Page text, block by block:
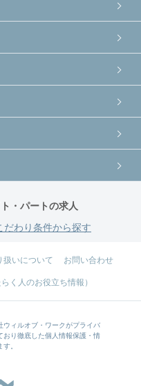
・パートの求人
だわり条件から探す
扱いについて お問い合わせ
く人のお役立ち情報）
ウィルオブ・ワークがプライバ
おり徹底した個人情報保護・情
。